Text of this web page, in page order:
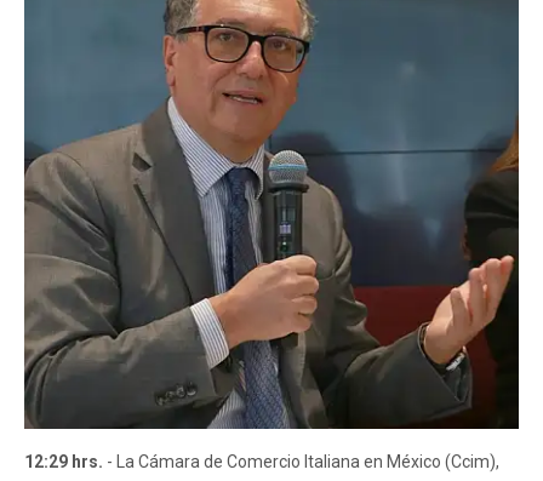
12:29 hrs. - La Cámara de Comercio Italiana en México (Ccim),